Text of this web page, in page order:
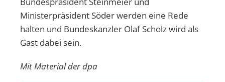
Ministerpräsident Söder werden eine Rede
halten und Bundeskanzler Olaf Scholz wird als
Gast dabei sein.
Mit Material der dpa